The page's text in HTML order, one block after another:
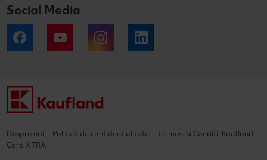
Social Media
Facebook YouTube Instagram
Despre noi Politică de confidențialitate
Termeni și Condiții Kaufland
Card XTRA